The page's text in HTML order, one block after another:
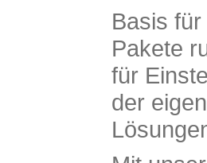
Basis
Pakete
für
der